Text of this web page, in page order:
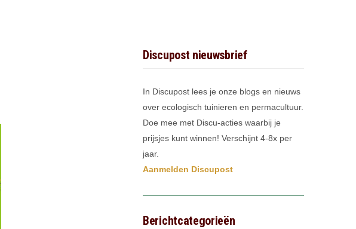
Discupost nieuwsbrief
In Discupost lees je onze blogs en nieuws
over ecologisch tuinieren en permacultuur.
Doe mee met Discu-acties waarbij je
prijsjes kunt winnen! Verschijnt 4-8x per
jaar.
Aanmelden Discupost
Berichtcategorieën